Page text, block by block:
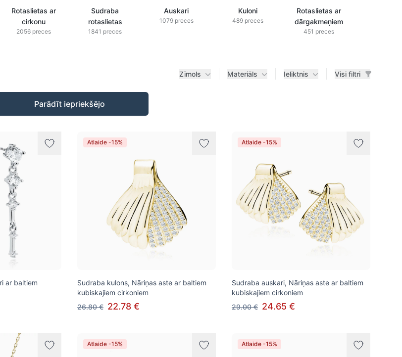
Rotaslietas ar
cirkonu
2056 preces
Sudraba
rotaslietas
1841 preces
Auskari
1079 preces
Kuloni
489 preces
Rotaslietas ar
dārgakmeņiem
451 preces
Zīmols Materiāls Ieliktnis Visi filtri
Parādīt iepriekšējo
ar baltiem
Atlaide -15%
Sudraba kulons, Nāriņas aste ar baltiem
kubiskajiem cirkoniem
26.80 € 22.78 €
Atlaide -15%
Sudraba auskari, Nāriņas aste ar baltiem
kubiskajiem cirkoniem
29.00 € 24.65 €
Atlaide -15% Atlaide -15%